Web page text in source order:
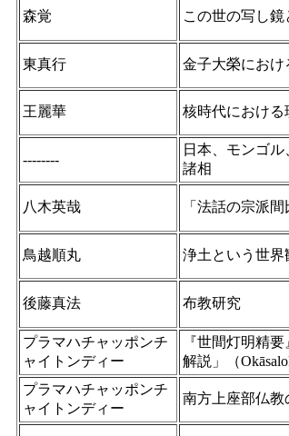
森覚 この世の写し
東真行 金子大榮におけ
王麗華 核時代における
--------
日本、モンゴ
諸相
八木英哉 「法話の宗派
鳥越順丸 浄土という世界
後藤真法 布教研究
プラマハチャッポンチ
ャイトンディー
『世間灯明精
解説」（
プラマハチャッポンチ
ャイトンディー
南方上座部仏教